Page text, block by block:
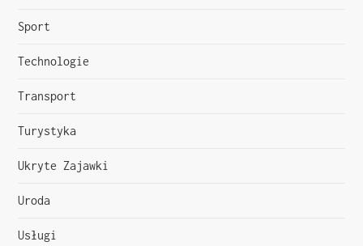
Sport
Technologie
Transport
Turystyka
Ukryte Zajawki
Uroda
Usługi